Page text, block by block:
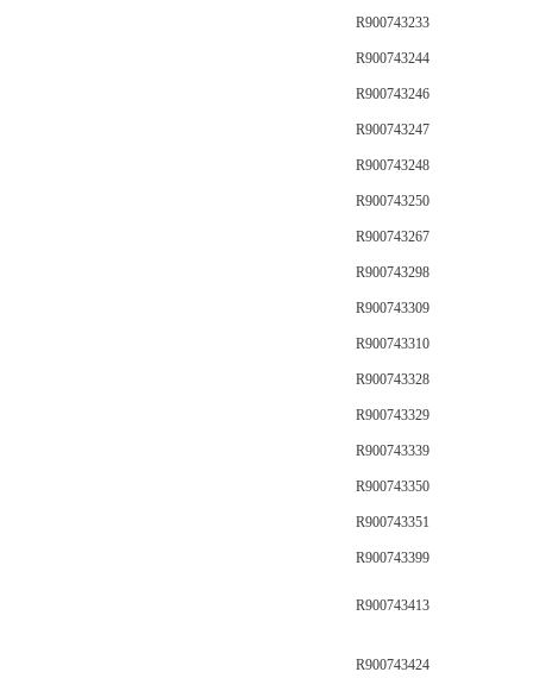
R900743233
R900743244
R900743246
R900743247
R900743248
R900743250
R900743267
R900743298
R900743309
R900743310
R900743328
R900743329
R900743339
R900743350
R900743351
R900743399
R900743413
R900743424